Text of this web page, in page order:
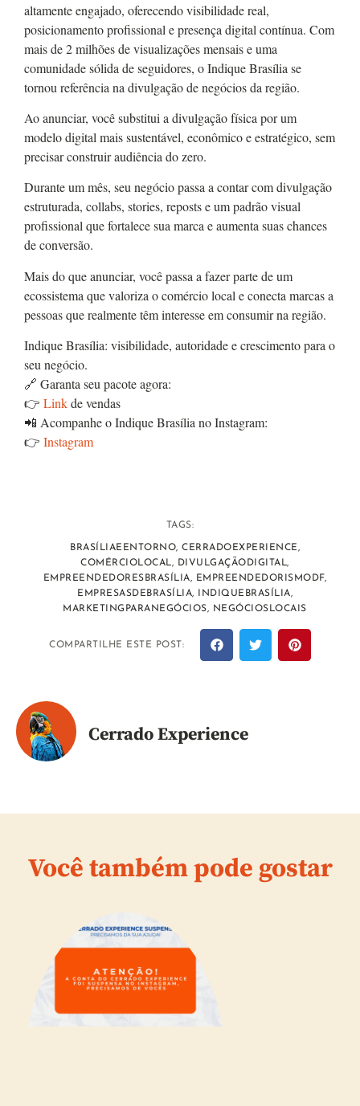
altamente engajado, oferecendo visibilidade real,
posicionamento profissional e presença digital contínua. Com
mais de 2 milhões de visualizações mensais e uma
comunidade sólida de seguidores, o Indique Brasília se
tornou referência na divulgação de negócios da região.
Ao anunciar, você substitui a divulgação física por um
modelo digital mais sustentável, econômico e estratégico, sem
precisar construir audiência do zero.
Durante um mês, seu negócio passa a contar com divulgação
estruturada, collabs, stories, reposts e um padrão visual
profissional que fortalece sua marca e aumenta suas chances
de conversão.
Mais do que anunciar, você passa a fazer parte de um
ecossistema que valoriza o comércio local e conecta marcas a
pessoas que realmente têm interesse em consumir na região.
Indique Brasília: visibilidade, autoridade e crescimento para o
seu negócio.
🔗 Garanta seu pacote agora:
👉 Linkde vendas
📲 Acompanhe o Indique Brasília no Instagram:
👉 Instagram
TAGS:
BRASÍLIAEENTORNO, CERRADOEXPERIENCE,
COMÉRCIOLOCAL, DIVULGAÇÃODIGITAL,
EMPREENDEDORESBRASÍLIA, EMPREENDEDORISMODF,
EMPRESASDEBRASÍLIA, INDIQUEBRASÍLIA,
MARKETINGPARANEGÓCIOS, NEGÓCIOSLOCAIS
COMPARTILHE ESTE POST:
Cerrado Experience
Você também pode gostar